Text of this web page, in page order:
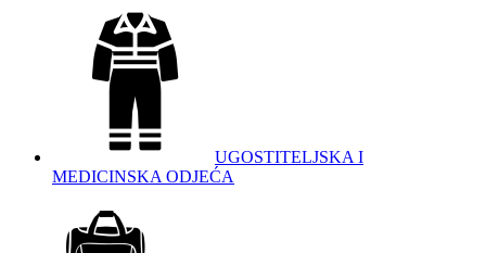
UGOSTITELJSKA I
MEDICINSKA ODJEĆA